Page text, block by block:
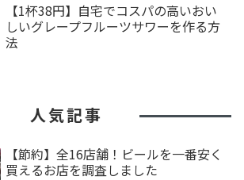
【1杯38円】自宅でコスパの高いおい
しいグレープフルーツサワーを作る方
法
人気記事
【節約】全16店舗！ビールを一番安く
買えるお店を調査しました